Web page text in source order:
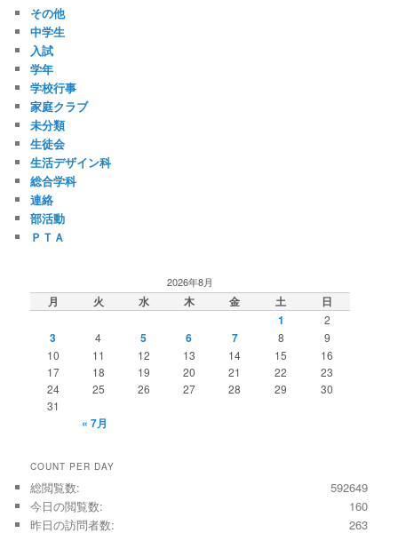
その他
中学生
入試
学年
学校行事
家庭クラブ
未分類
生徒会
生活デザイン科
総合学科
連絡
部活動
ＰＴＡ
2026年8月
月 火 水 木 金 土
日
1
2
3 4 5 6 7 8
9
10
11 12 13 14 15
16
17
18 19 20 21 22
23
24
25 26 27 28 29
30
31
« 7月
COUNT PER DAY
592649
総閲覧数:
160
今日の閲覧数:
263
昨日の訪問者数: